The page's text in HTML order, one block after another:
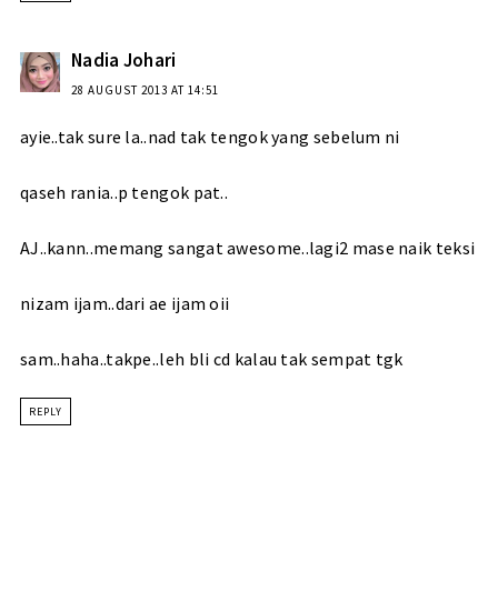
Nadia Johari
28 AUGUST 2013 AT 14:51
ayie..tak sure la..nad tak tengok yang sebelum ni
qaseh rania..p tengok pat..
AJ..kann..memang sangat awesome..lagi2 mase naik teksi
nizam ijam..dari ae ijam oii
sam..haha..takpe..leh bli cd kalau tak sempat tgk
REPLY